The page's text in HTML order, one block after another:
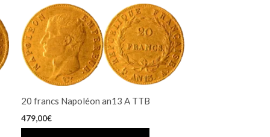
20 francs Napoléon an13 A TTB
479,00€